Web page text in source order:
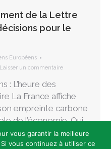
de la Lettre
pour le
Européens
Laisser un commentaire
: L’heure des
La France affiche
empreinte carbone
de l’économie. Qui
celle-ci en
consommation
vous garantir la meilleure
vous continuez à utiliser ce